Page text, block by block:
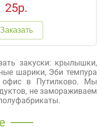
25р.
Заказать
закуски: крылышки,
шарики, Эби темпура
в Путилково. Мы
не замораживаем